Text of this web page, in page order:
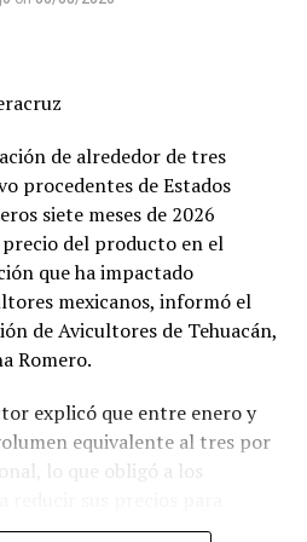
la verificación
que estas acciones
es garantizar que la
de legalidad, eficiencia y
el servicio que se brinda a
entidad.
reiterado que las
con apego a la ley y
por lo que hasta el
de alrededor de tres
procedentes de Estados
siete meses de 2026
del producto en el
que ha impactado
mexicanos, informó el
de Avicultores de Tehuacán,
Romero.
explicó que entre enero y
equivalente al tres por
lo que obligó a los
frente al producto importado.